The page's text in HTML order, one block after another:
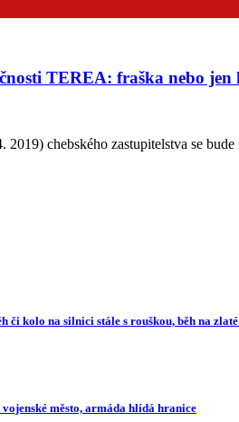
TEREA: fraška nebo jen
2019) chebského zastupitelstva se
či kolo na silnici stále s rouškou, běh na
vojenské město, armáda hlídá hranice